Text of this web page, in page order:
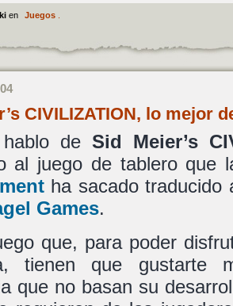
en Juegos.
CIVILIZATION, lo mejor
hablo deSid Meier’s
al juego de tablero que
ha sacado traducido
Games.
que, para poder
tienen que gustarte
que no basan su